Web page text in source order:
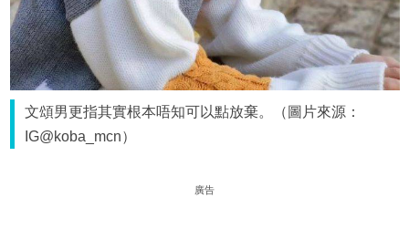
文頌男更指其實根本唔知可以點放棄。（圖片來源：
IG@koba_mcn）
廣告